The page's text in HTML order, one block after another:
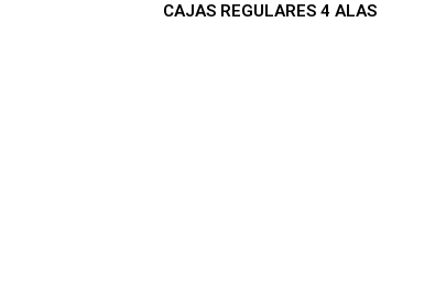
CAJAS REGULARES 4 ALAS